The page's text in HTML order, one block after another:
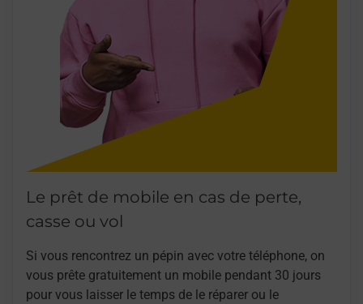
Le prêt de mobile en cas de perte,
casse ou vol
Si vous rencontrez un pépin avec votre téléphone, on
vous prête gratuitement un mobile pendant 30 jours
pour vous laisser le temps de le réparer ou le